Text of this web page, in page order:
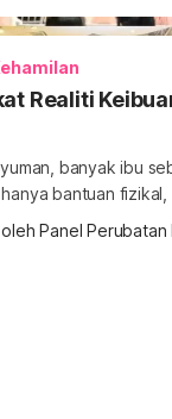
Realiti
banyak ibu
bantuan
kesejahteraan
tidak menyedari
oleh Panel